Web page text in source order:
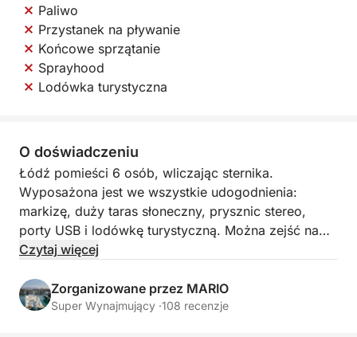
Paliwo
Przystanek na pływanie
Końcowe sprzątanie
Sprayhood
Lodówka turystyczna
O doświadczeniu
Łódź pomieści 6 osób, wliczając sternika.
Wyposażona jest we wszystkie udogodnienia:
markizę, duży taras słoneczny, prysznic stereo,
porty USB i lodówkę turystyczną. Można zejść na
ląd i odwiedzić Amalfi i Positano. Jeśli chcesz zjeść
zjeść na pokładzie i popływać w malowniczych
zatoczkach.
Czytaj więcej
Zorganizowane przez MARIO
Super Wynajmujący ·108 recenzje